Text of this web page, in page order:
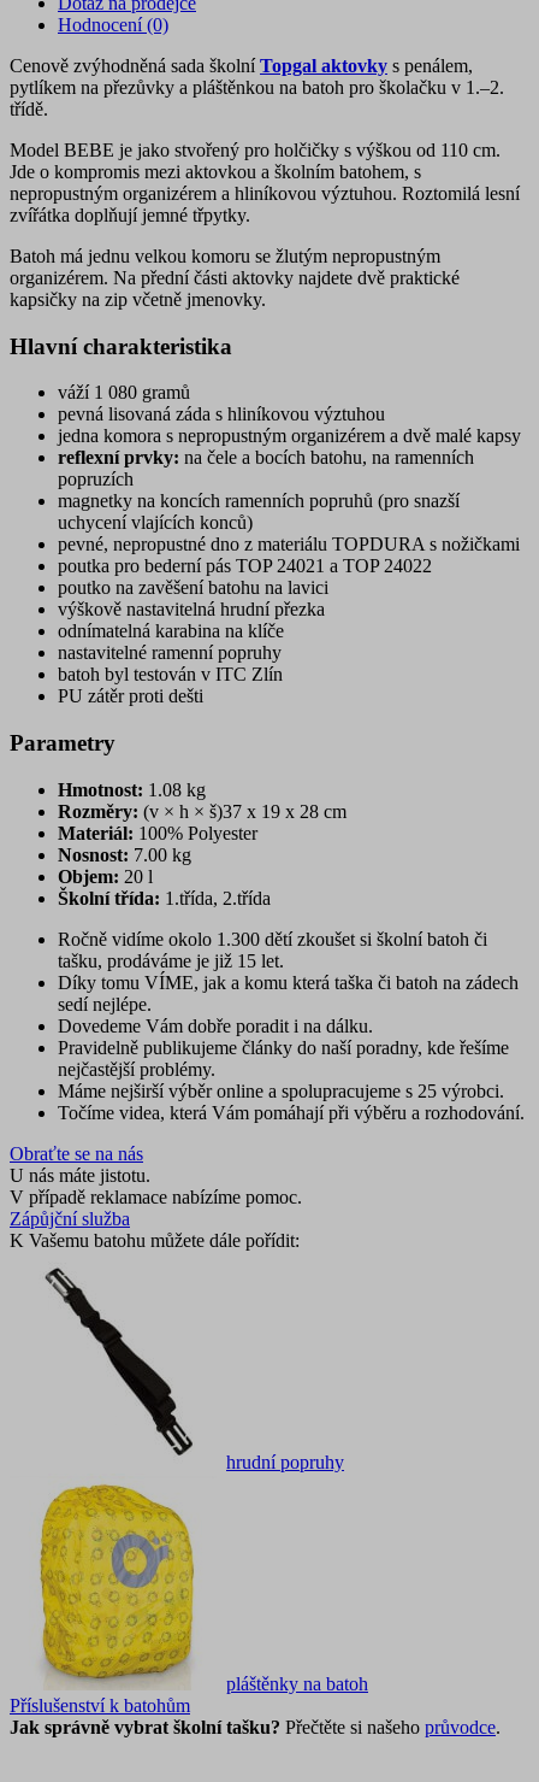
Hodnocení (0)
Cenově zvýhodněná sada školníTopgal aktovky s penálem,
pytlíkem na přezůvky a pláštěnkou na batoh pro školačku v 1.–2.
třídě.
Model BEBE je jako stvořený pro holčičky s výškou od 110 cm.
Jde o kompromis mezi aktovkou a školním batohem, s
nepropustným organizérem a hliníkovou výztuhou. Roztomilá lesní
zvířátka doplňují jemné třpytky.
Batoh má jednu velkou komoru se žlutým nepropustným
organizérem. Na přední části aktovky najdete dvě praktické
kapsičky na zip včetně jmenovky.
Hlavní charakteristika
váží 1 080 gramů
pevná lisovaná záda s hliníkovou výztuhou
jedna komora s nepropustným organizérem a dvě malé kapsy
reflexní prvky: na čele a bocích batohu, na ramenních
popruzích
magnetky na koncích ramenních popruhů (pro snazší
uchycení vlajících konců)
pevné, nepropustné dno z materiálu TOPDURA s nožičkami
poutka pro bederní pás TOP 24021 a TOP 24022
poutko na zavěšení batohu na lavici
výškově nastavitelná hrudní přezka
odnímatelná karabina na klíče
nastavitelné ramenní popruhy
batoh byl testován v ITC Zlín
PU zátěr proti dešti
Parametry
Hmotnost: 1.08 kg
Rozměry: (v × h × š)37 x 19 x 28 cm
Materiál: 100% Polyester
Nosnost: 7.00 kg
Objem: 20 l
Školní třída: 1.třída, 2.třída
Ročně vidíme okolo 1.300 dětí zkoušet si školní batoh či
tašku, prodáváme je již 15 let.
Díky tomu VÍME, jak a komu která taška či batoh na zádech
sedí nejlépe.
Dovedeme Vám dobře poradit i na dálku.
Pravidelně publikujeme články do naší poradny, kde řešíme
nejčastější problémy.
Máme nejširší výběr online a spolupracujeme s 25 výrobci.
Točíme videa, která Vám pomáhají při výběru a rozhodování.
Obraťte se na nás
U nás máte jistotu.
V případě reklamace nabízíme pomoc.
Zápůjční služba
K Vašemu batohu můžete dále pořídit:
hrudní popruhy
pláštěnky na batoh
Příslušenství k batohům
Jak správně vybrat školní tašku? Přečtěte si našeho průvodce.